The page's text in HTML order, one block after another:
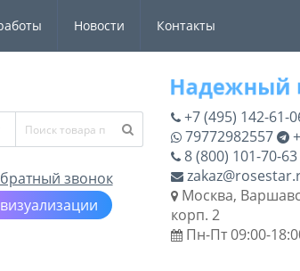
Новости Контакты
звонок
+7 (495) 142-61-
79772982557
8 (800) 101-70-63
Москва,
корп. 2
Пн-Пт 09:00-